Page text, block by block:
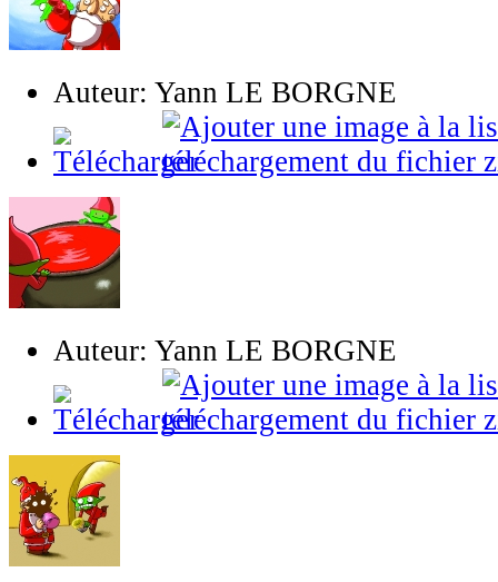
Auteur: Yann LE BORGNE
Auteur: Yann LE BORGNE